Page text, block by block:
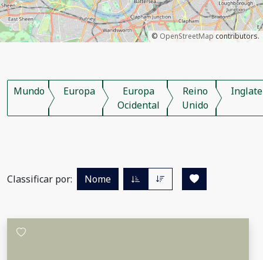
© OpenStreetMap contributors.
Mundo Europa
Europa
Ocidental
Reino
Unido
Classificar por: Nome